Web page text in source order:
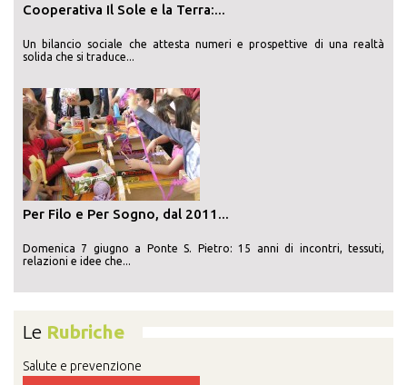
Cooperativa Il Sole e la Terra:...
Un bilancio sociale che attesta numeri e prospettive di una realtà
solida che si traduce...
Per Filo e Per Sogno, dal 2011...
Domenica 7 giugno a Ponte S. Pietro: 15 anni di incontri, tessuti,
relazioni e idee che...
Le Rubriche
Salute e prevenzione